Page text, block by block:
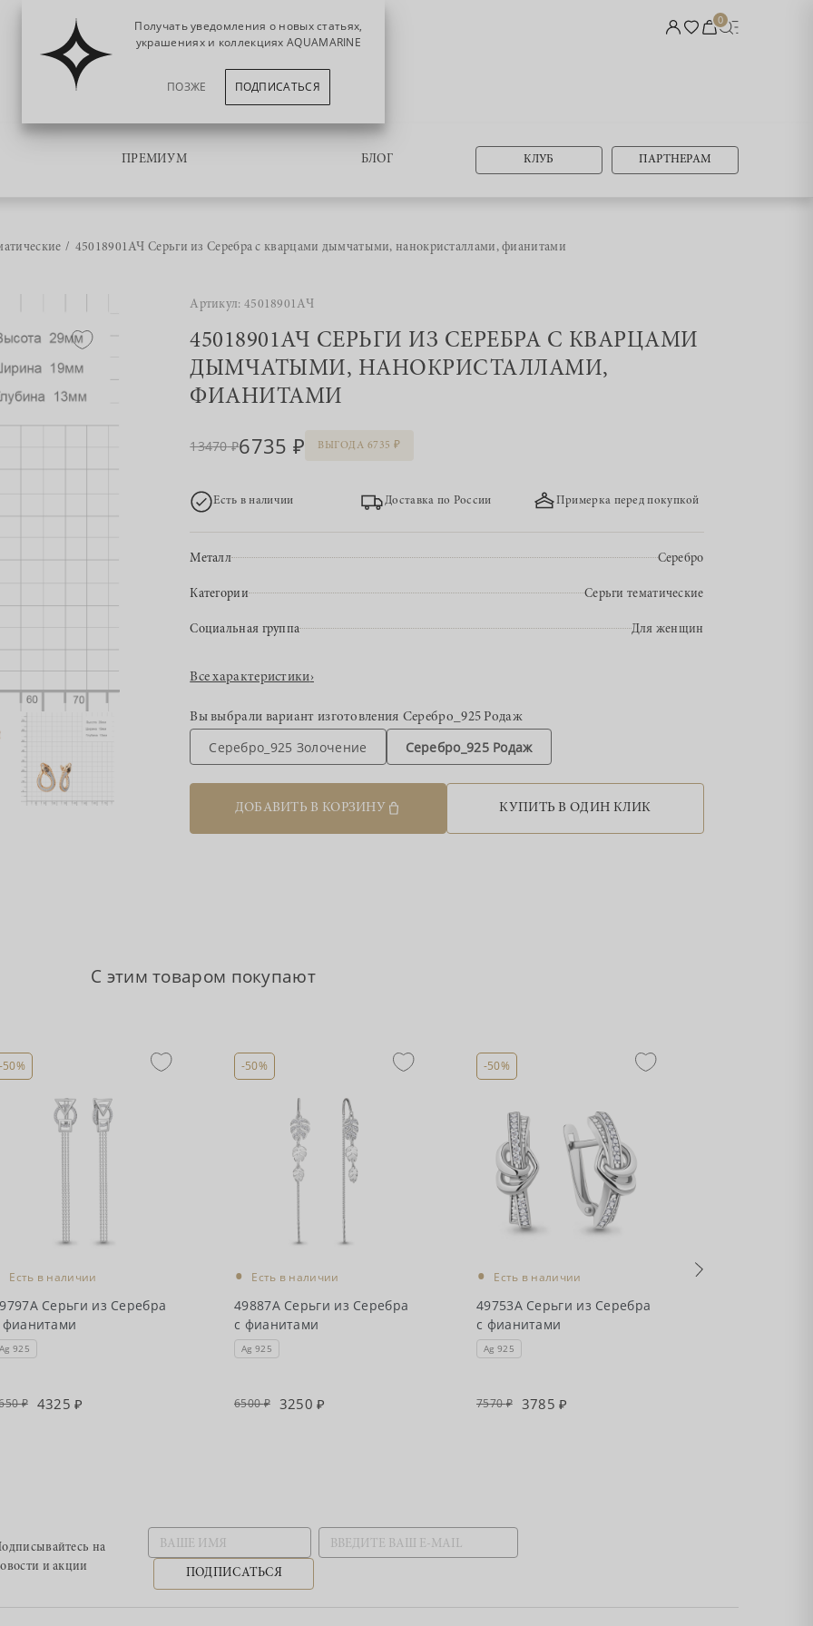
0
ПРЕМИУМ БЛОГ КЛУБ ПАРТНЕРАМ
45018901АЧ Серьги из Серебра с кварцами дымчатыми, нанокристаллами, фианитами
Артикул: 45018901АЧ
45018901АЧ СЕРЬГИ ИЗ СЕРЕБРА С КВАРЦАМИ
ДЫМЧАТЫМИ, НАНОКРИСТАЛЛАМИ,
ФИАНИТАМИ
13470 6735 ВЫГОДА 6735
Есть в наличии Доставка по России Примерка перед покупкой
Металл Серебро
Категории Серьги тематические
Социальная группа Для женщин
Все характеристики›
Вы выбрали вариант изготовления Серебро_925 Родаж
Серебро_925 Золочение Серебро_925 Родаж
ДОБАВИТЬ В КОРЗИНУ КУПИТЬ В ОДИН КЛИК
С этим товаром покупают
50%
Есть в наличии
Серьги из Серебра
фианитами
Ag 925
4325
-50%
• Есть в наличии
49887А Серьги из Серебра
с фианитами
Ag 925
6500 3250
-50%
• Есть в наличии
49753А Серьги из Серебра
с фианитами
Ag 925
7570 3785
на
и акции
ПОДПИСАТЬСЯ
Получать уведомления о новых статьях,
украшениях и коллекциях AQUAMARINE
ПОЗЖЕ ПОДПИСАТЬСЯ